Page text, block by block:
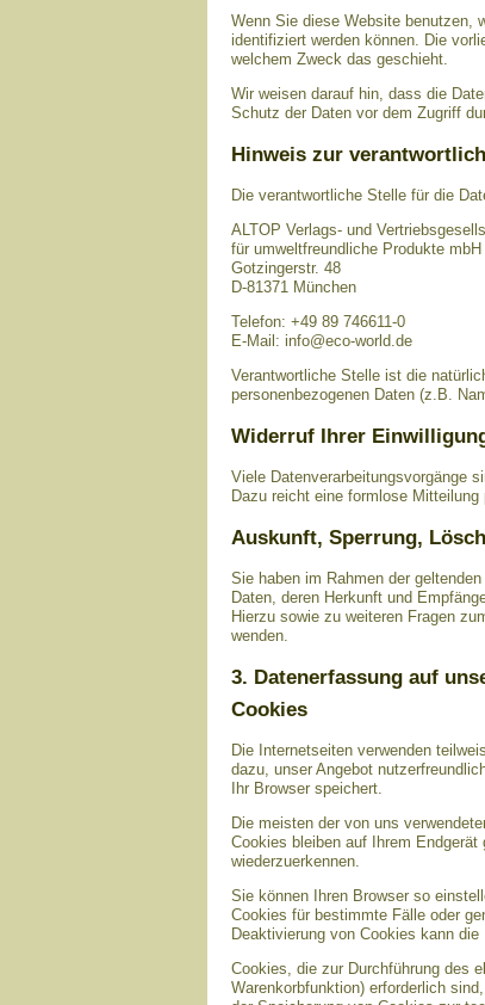
Wenn Sie diese Website benutzen,
identifiziert werden können. Die
welchem Zweck das geschieht.
Wir weisen darauf hin, dass die
Schutz der Daten vor dem Zugriff
Hinweis zur
Die verantwortliche Stelle für die
ALTOP Verlags- und
für umweltfreundliche Produkte mbH
Gotzingerstr. 48
D-81371 München
Telefon: +49 89 746611-0
E-Mail: info@eco-world.de
Verantwortliche Stelle ist die
personenbezogenen Daten (z.B.
Widerruf Ihrer
Viele Datenverarbeitungsvorgänge
Dazu reicht eine formlose
Auskunft, Sperrung,
Sie haben im Rahmen der
Daten, deren Herkunft und
Hierzu sowie zu weiteren Fragen
wenden.
3. Datenerfassung auf
Cookies
Die Internetseiten verwenden
dazu, unser Angebot
Ihr Browser speichert.
Die meisten der von uns
Cookies bleiben auf Ihrem
wiederzuerkennen.
Sie können Ihren Browser so
Cookies für bestimmte Fälle oder
Deaktivierung von Cookies kann
Cookies, die zur Durchführung des
Warenkorbfunktion) erforderlich